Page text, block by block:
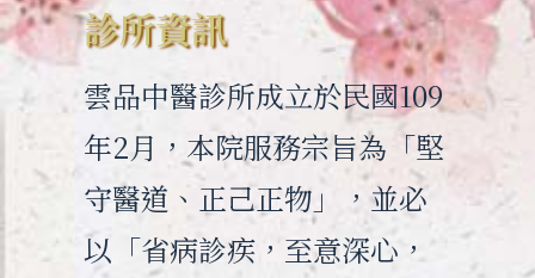
診所資訊
雲品中醫診所成立於民國109
年2月，本院服務宗旨為「堅
守醫道、正己正物」，並必
以「省病診疾，至意深心，